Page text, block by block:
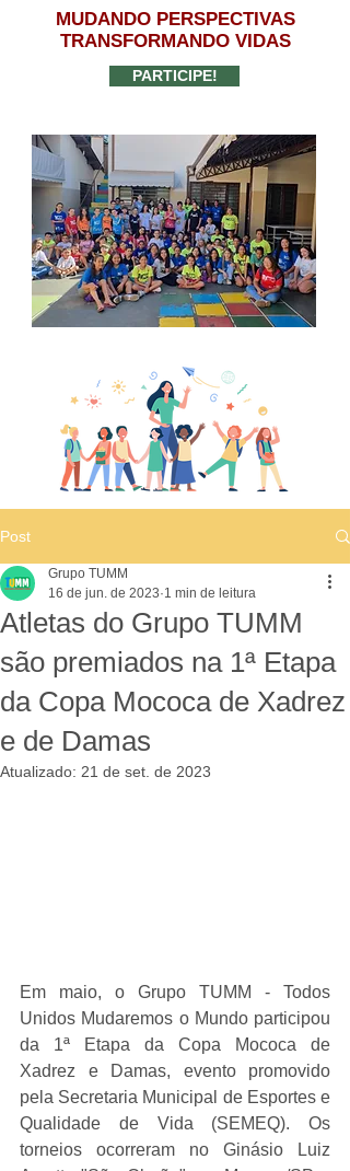
MUDANDO PERSPECTIVAS
TRANSFORMANDO VIDAS
PARTICIPE!
Post
Atletas do Grupo TUMM
são premiados na 1ª Etapa
da Copa Mococa de Xadrez
e de Damas
Grupo TUMM
16 de jun. de 2023 1 min de leitura
Atualizado: 21 de set. de 2023
Em maio, o Grupo TUMM - Todos
Unidos Mudaremos o Mundo participou
da 1ª Etapa da Copa Mococa de
Xadrez e Damas, evento promovido
pela Secretaria Municipal de Esportes e
Qualidade de Vida (SEMEQ). Os
torneios ocorreram no Ginásio Luiz